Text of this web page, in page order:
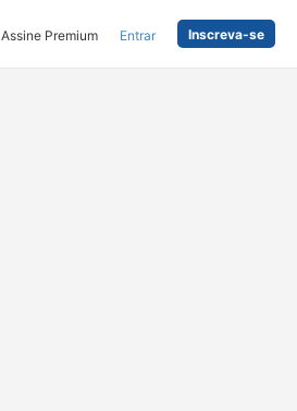
Assine Premium Entrar Inscreva-se